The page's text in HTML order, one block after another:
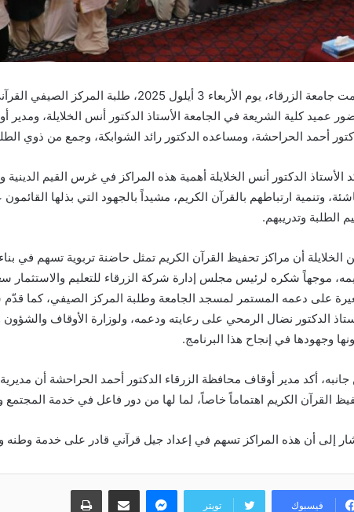
كرّمت جامعة الزرقاء، يوم الأربعاء 3 أيلول 2025،
عميد كلية الشريعة في الجامعة الأستاذ الدكتور أنس الخلايلة، ومدير
أحمد الحراحشة، ومساعده الدكتور رائد الشوابكة، وجمع من ذوي
الأستاذ الدكتور أنس الخلايلة أهمية هذه المراكز في غرس القيم
وتنمية ارتباطهم بالقرآن الكريم، مشيداً بالجهود التي بذلها
الطلبة وتدريبهم.
الخلايلة أن مراكز تحفيظ القرآن الكريم تمثل حاضنة تربوية تسهم في
موجهاً شكره لرئيس مجلس إدارة شركة الزرقاء للتعليم والاستثمار
على دعمه المستمر لمسجد الجامعة وطلبة المركز الصيفي، كما قدّم
الدكتور نضال الرمحي على رعايته ودعمه، ولوزارة الأوقاف
وجهودها في إنجاح هذا البرنامج.
أكد مدير أوقاف محافظة الزرقاء الدكتور أحمد الحراحشة أن
القرآن الكريم اهتماماً خاصاً، لما لها من دور فاعل في خدمة المجتمع
إلى أن هذه المراكز تسهم في إعداد جيل قرآني قادر على خدمة وطنه
فيسبوك تويتر
ماسنجر مشاركة عبر البريد طباعة